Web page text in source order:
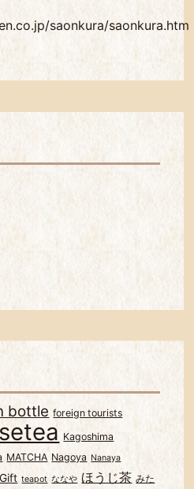
saonkura/saonkura.htm
bottle foreign tourists
Kagoshima
MATCHA Nagoya Nanaya
teapot ななや ほうじ茶 みた